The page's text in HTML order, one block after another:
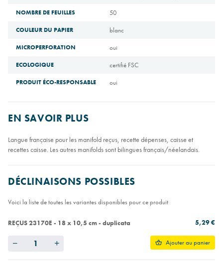
NOMBRE DE FEUILLES 50
COULEUR DU PAPIER blanc
MICROPERFORATION oui
ECOLOGIQUE certifié FSC
PRODUIT ÉCO-RESPONSABLE oui
EN SAVOIR PLUS
Langue française pour les manifold reçus, recette dépenses, caisse et
recettes caisse. Les autres manifolds sont bilingues français/néelandais.
DÉCLINAISONS POSSIBLES
Voici la liste de toutes les variantes disponibles pour ce produit
REÇUS 23170E - 18 x 10,5 cm - duplicata 5,29 €
Ajouter au panier